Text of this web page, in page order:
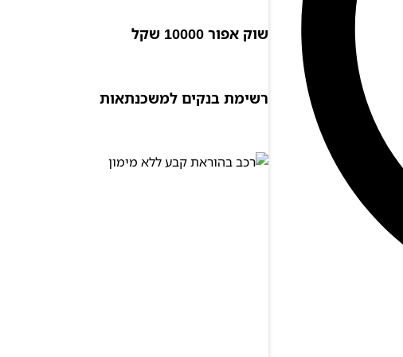
שוק אפור 10000 שקל
רשימת בנקים למשכנתאות